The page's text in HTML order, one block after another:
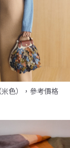
色），參考價格